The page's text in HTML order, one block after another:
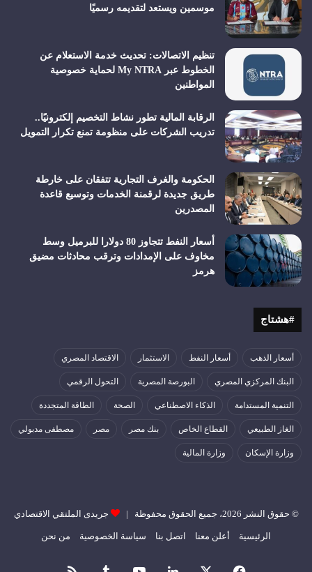
موسمين ويستعد لتقديمه رسميًا
تنظيم الاتصالات: تحديث خدمة الاستعلام عن
الخطوط عبر My NTRA لحماية خصوصية
المواطنين
الرقابة المالية تطور نشاط التخصيم إلكترونيًا..
تدريب الشركات على منظومة تمنع تكرار التمويل
الحكومة والغرف التجارية تتفقان على خارطة
طريق جديدة لرقمنة الخدمات وتوسيع قاعدة
المصدرين
أسعار النفط تتجاوز 80 دولارا للبرميل وسط
مخاوف على الإمدادات وترقب محادثات مضيق
هرمز
#هشتاج
أسعار الذهب أسعار النفط الاستثمار الاقتصاد المصري
البنك المركزي المصري البورصة المصرية التحول الرقمي
التنمية المستدامة الذكاء الاصطناعي الصحة الطاقة المتجددة
الغاز الطبيعي القطاع الخاص بنك مصر مصر مصطفى مدبولي
وزارة الإسكان وزارة المالية
© حقوق النشر 2026، جميع الحقوق محفوظة | جريدى الملتقي الاقتصادي
الرئيسية أعلن معنا اتصل بنا سياسة الخصوصية من نحن